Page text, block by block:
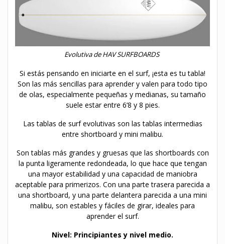
Evolutiva de HAV SURFBOARDS
Si estás pensando en iniciarte en el surf, ¡esta es tu tabla!
Son las más sencillas para aprender y valen para todo tipo
de olas, especialmente pequeñas y medianas, su tamaño
suele estar entre 6’8 y 8 pies.
Las tablas de surf evolutivas son las tablas intermedias
entre shortboard y mini malibu.
Son tablas más grandes y gruesas que las shortboards con
la punta ligeramente redondeada, lo que hace que tengan
una mayor estabilidad y una capacidad de maniobra
aceptable para primerizos. Con una parte trasera parecida a
una shortboard, y una parte delantera parecida a una mini
malibu, son estables y fáciles de girar, ideales para
aprender el surf.
Nivel: Principiantes y nivel medio.